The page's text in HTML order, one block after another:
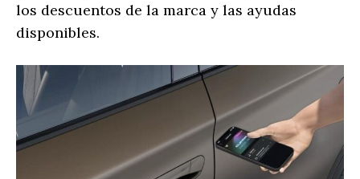
los descuentos de la marca y las ayudas
disponibles.